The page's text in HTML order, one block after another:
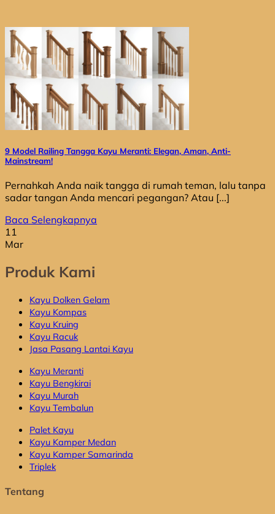
9 Model Railing Tangga Kayu Meranti: Elegan, Aman, Anti-
Mainstream!
Pernahkah Anda naik tangga di rumah teman, lalu tanpa
sadar tangan Anda mencari pegangan? Atau [...]
Baca Selengkapnya
11
Mar
Produk Kami
Kayu Dolken Gelam
Kayu Kompas
Kayu Kruing
Kayu Racuk
Jasa Pasang Lantai Kayu
Kayu Meranti
Kayu Bengkirai
Kayu Murah
Kayu Tembalun
Palet Kayu
Kayu Kamper Medan
Kayu Kamper Samarinda
Triplek
Tentang